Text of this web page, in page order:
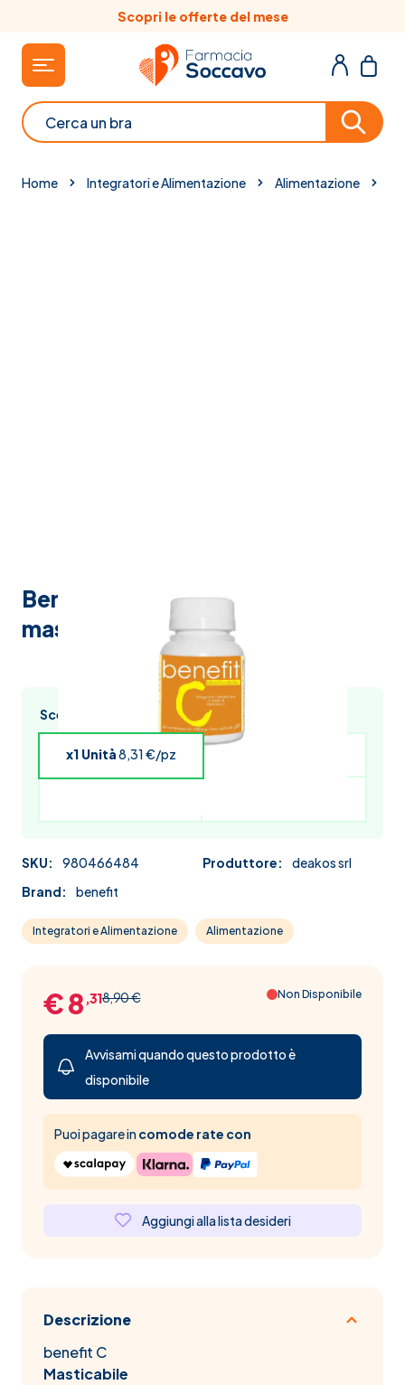
Salta al contenutoScopri le offerte del mese
Cerca
Home Integratori e Alimentazione Alimentazione
Benefit c 60 compresse
masticabili
Scegli l’acquisto multiplo e risparmia
x1 Unità8,31 €/pz
SKU: 980466484 Produttore:
deakos srl
Brand:
benefit
Integratori e Alimentazione Alimentazione
8,90 €
€ 8 ,31 Non Disponibile
Avvisami quando questo prodotto è
disponibile
Puoi pagare incomode rate con
Aggiungi alla lista desideri
Descrizione
benefit C
Masticabile